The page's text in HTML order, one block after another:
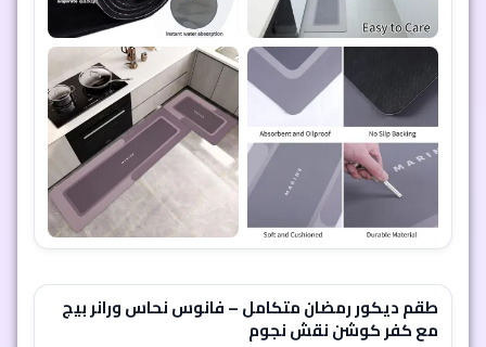
طقم ديكور رمضان متكامل – فانوس نحاس ورانر بيج
مع كفر كوشن نقش نجوم